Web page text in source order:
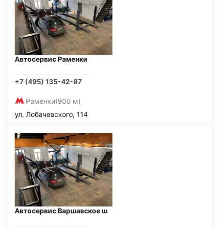
Автосервис Раменки
+7 (495) 135-42-87
Раменки(900 м)
ул. Лобачевского, 114
Автосервис Варшавское ш